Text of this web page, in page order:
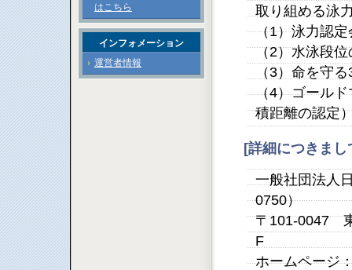
取り組める泳
（1）泳力認
（2）水泳段
（3）命を守
（4）ゴール
積距離の認
[詳細につきま
一般社団法人
0750）
〒101-0047
F
ホームページ
はこちら
インフォメーション
運営者情報